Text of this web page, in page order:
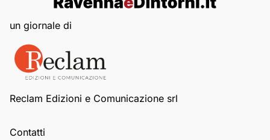
un giornale di
Reclam Edizioni e Comunicazione srl
Contatti